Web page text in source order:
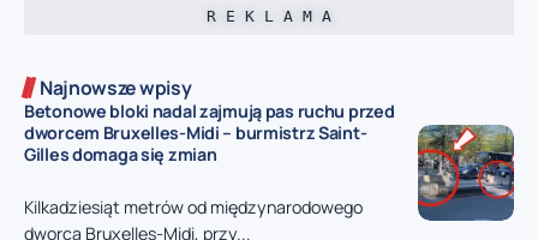
R E K L A M A
Najnowsze wpisy
Betonowe bloki nadal zajmują pas ruchu przed
dworcem Bruxelles-Midi – burmistrz Saint-
Gilles domaga się zmian
Kilkadziesiąt metrów od międzynarodowego
dworca Bruxelles-Midi, przy...